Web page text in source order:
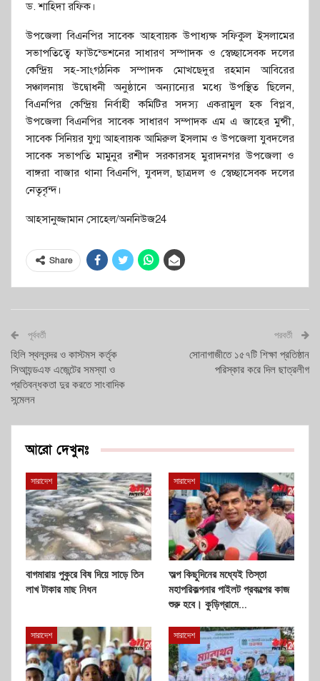
ড. শাহিদা রফিক।
উপজেলা বিএনপির সাবেক আহবায়ক উপাধ্যক্ষ সফিকুল ইসলামের
সভাপতিত্বে ফাউন্ডেশনের সাধারণ সম্পাদক ও স্বেচ্ছাসেবক দলের
কেন্দ্রিয় সহ-সাংগঠনিক সম্পাদক মোখছেদুর রহমান আবিরের
সঞ্চালনায় উদ্বোধনী অনুষ্ঠানে অন্যান্যের মধ্যে উপস্থিত ছিলেন,
বিএনপির কেন্দ্রিয় নির্বাহী কমিটির সদস্য একরামুল হক বিপ্লব,
উপজেলা বিএনপির সাবেক সাধারণ সম্পাদক এম এ জাহের মুন্সী,
সাবেক সিনিয়র যুগ্ম আহবায়ক আমিরুল ইসলাম ও উপজেলা যুবদলের
সাবেক সভাপতি মামুনুর রশীদ সরকারসহ মুরাদনগর উপজেলা ও
বাঙ্গরা বাজার থানা বিএনপি, যুবদল, ছাত্রদল ও স্বেচ্ছাসেবক দলের
নেতৃবৃন্দ।
আহসানুজ্জামান সোহেল/অননিউজ24
Share
পূর্ববর্তী
হিলি স্থলবন্দর ও কাস্টমস কর্তৃক
সিআ্যন্ডএফ এজেন্টের সমস্যা ও
প্রতিবন্ধকতা দুর করতে সাংবাদিক
সন্মেলন
পরবর্তী
সোনাগাজীতে ১৫৭টি শিক্ষা প্রতিষ্ঠান
পরিস্কার করে দিল ছাত্রলীগ
আরো দেখুনঃ
সারাদেশ
বাগমারায় পুকুরে বিষ দিয়ে সাড়ে তিন
লাখ টাকার মাছ নিধন
সারাদেশ
অল্প কিছুদিনের মধ্যেই তিস্তা
মহাপরিকল্পনার পাইলট প্রকল্পের কাজ
শুরু হবে। কুড়িগ্রামে…
সারাদেশ সারাদেশ